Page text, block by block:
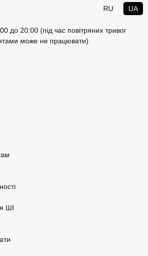
RU UA
до 20:00 (під час повітряних тривог
може не працювати)
ШІ